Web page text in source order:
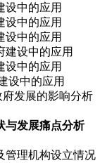
设中的应用
设中的应用
设中的应用
建设中的应用
设中的应用
设中的应用
发展的影响分析
与发展痛点分析
管理机构设立情况